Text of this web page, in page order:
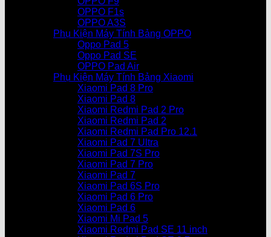
OPPO F1s
OPPO A3S
Phụ Kiện Máy Tính Bảng OPPO
Oppo Pad 5
Oppo Pad SE
OPPO Pad Air
Phụ Kiện Máy Tính Bảng Xiaomi
Xiaomi Pad 8 Pro
Xiaomi Pad 8
Xiaomi Redmi Pad 2 Pro
Xiaomi Redmi Pad 2
Xiaomi Redmi Pad Pro 12.1
Xiaomi Pad 7 Ultra
Xiaomi Pad 7S Pro
Xiaomi Pad 7 Pro
Xiaomi Pad 7
Xiaomi Pad 6S Pro
Xiaomi Pad 6 Pro
Xiaomi Pad 6
Xiaomi Mi Pad 5
Xiaomi Redmi Pad SE 11 inch